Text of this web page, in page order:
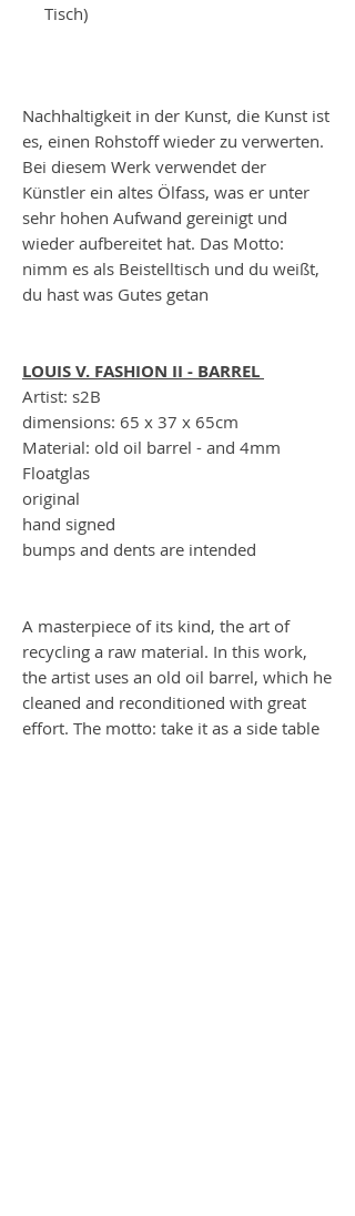
Tisch)
Nachhaltigkeit in der Kunst, die Kunst ist
es, einen Rohstoff wieder zu verwerten.
Bei diesem Werk verwendet der
Künstler ein altes Ölfass, was er unter
sehr hohen Aufwand gereinigt und
wieder aufbereitet hat. Das Motto:
nimm es als Beistelltisch und du weißt,
du hast was Gutes getan
LOUIS V. FASHION II - BARREL
Artist: s2B
dimensions: 65 x 37 x 65cm
Material: old oil barrel - and 4mm
Floatglas
original
hand signed
bumps and dents are intended
A masterpiece of its kind, the art of
recycling a raw material. In this work,
the artist uses an old oil barrel, which he
cleaned and reconditioned with great
effort. The motto: take it as a side table